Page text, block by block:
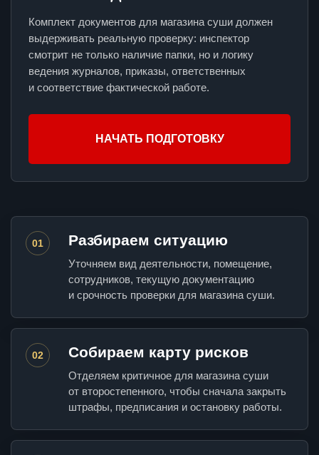
Комплект документов для магазина суши должен
выдерживать реальную проверку: инспектор
смотрит не только наличие папки, но и логику
ведения журналов, приказы, ответственных
и соответствие фактической работе.
НАЧАТЬ ПОДГОТОВКУ
01 Разбираем ситуацию
Уточняем вид деятельности, помещение,
сотрудников, текущую документацию
и срочность проверки для магазина суши.
02 Собираем карту рисков
Отделяем критичное для магазина суши
от второстепенного, чтобы сначала закрыть
штрафы, предписания и остановку работы.